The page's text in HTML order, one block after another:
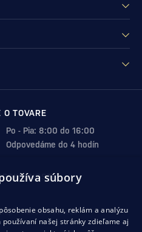
O TOVARE
Po - Pia: 8:00 do 16:00
Odpovedáme do 4 hodín
v našom obchode
súbory
obsahu, reklám a analýzu
našej stránky zdieľame aj